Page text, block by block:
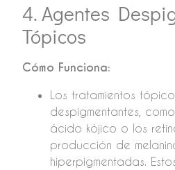
4. Agentes
Tópicos
Cómo Funciona:
Los tratamientos
despigmentantes,
ácido kójico o los
producción de
hiperpigmentadas.